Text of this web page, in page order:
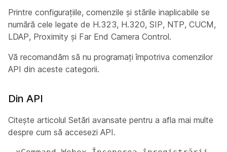
Printre configurațiile, comenzile și stările inaplicabile se
numără cele legate de H.323, H.320, SIP, NTP, CUCM,
LDAP, Proximity și Far End Camera Control.
Vă recomandăm să nu programați împotriva comenzilor
API din aceste categorii.
Din API
Citește articolul Setări avansate pentru a afla mai multe
despre cum să accesezi API.